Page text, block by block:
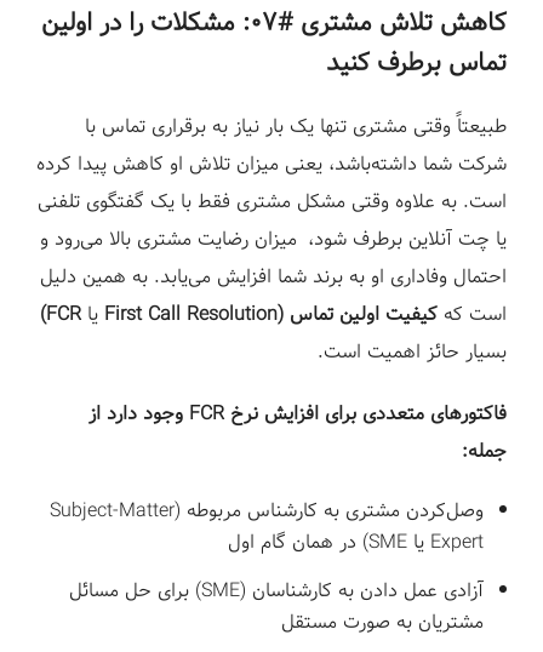
کاهش تلاش مشتری #۰۷: مشکلات را در اولین
تماس برطرف کنید
طبیعتاً وقتی مشتری تنها یک بار نیاز به برقراری تماس با
شرکت شما داشته‌باشد، یعنی میزان تلاش او کاهش پیدا کرده
است. به علاوه وقتی مشکل مشتری فقط با یک گفتگوی تلفنی
یا چت آنلاین برطرف شود، میزان رضایت مشتری بالا می‌رود و
احتمال وفاداری او به برند شما افزایش می‌یابد. به همین دلیل
است که کیفیت اولین تماس (First Call Resolution یا FCR)
بسیار حائز اهمیت است.
فاکتورهای متعددی برای افزایش نرخ FCR وجود دارد از
جمله:
وصل‌کردن مشتری به کارشناس مربوطه (Subject-Matter
Expert یا SME) در همان گام اول
آزادی عمل دادن به کارشناسان (SME) برای حل مسائل
مشتریان به صورت مستقل